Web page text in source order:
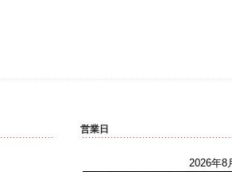
営業日
2026年8